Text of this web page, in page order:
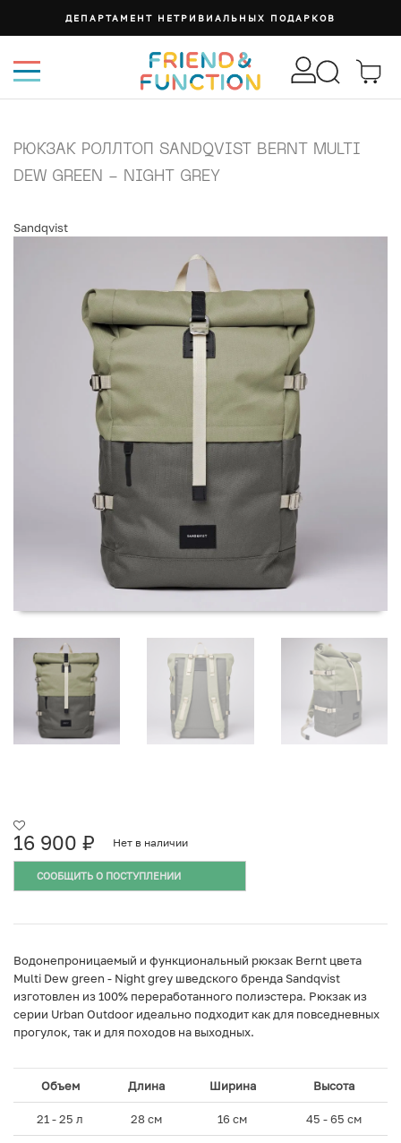
ДЕПАРТАМЕНТ НЕТРИВИАЛЬНЫХ ПОДАРКОВ
РЮКЗАК РОЛЛТОП SANDQVIST BERNT MULTI
DEW GREEN - NIGHT GREY
Sandqvist
16 900 ₽ Нет в наличии
СООБЩИТЬ О ПОСТУПЛЕНИИ
Водонепроницаемый и функциональный рюкзак Bernt цвета
Multi Dew green - Night grey шведского бренда Sandqvist
изготовлен из 100% переработанного полиэстера. Рюкзак из
серии Urban Outdoor идеально подходит как для повседневных
прогулок, так и для походов на выходных.
Объем Длина Ширина Высота
21 - 25 л 28 см 16 см 45 - 65 см